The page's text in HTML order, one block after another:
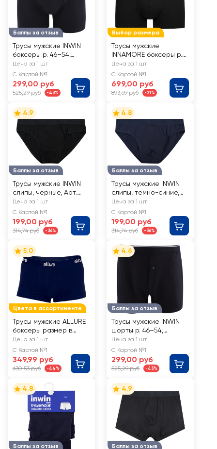
Баллы за отзыв
Трусы мужские INWIN
боксеры р. 46–54,
черные, Арт. ATL-
24003-A
Цена за 1 шт
С Картой №1
299,00 руб
525,29 руб -43%
Выбор размера
Трусы мужские
INNAMORE боксеры р.
48–56, черные, Арт.
IBU34003
Цена за 1 шт
С Картой №1
699,00 руб
893,69 руб -21%
Баллы за отзыв
4.9
Трусы мужские INWIN
слипы, черные, Арт.
R25101-06
Цена за 1 шт
С Картой №1
199,00 руб
314,74 руб -36%
Баллы за отзыв
4.8
Трусы мужские INWIN
слипы, темно-синие,
Арт. R25101-01
Цена за 1 шт
С Картой №1
199,00 руб
314,74 руб -36%
Цвета в ассортименте
5.0
Трусы мужские ALLURE
боксеры размер в
ассортименте, темно-
синие, Арт. ALR 00003
Цена за 1 шт
С Картой №1
349,99 руб
630,53 руб -44%
Баллы за отзыв
4.6
Трусы мужские INWIN
шорты р. 46–54,
черные, Арт. ATL-
24006-A
Цена за 1 шт
С Картой №1
299,00 руб
525,29 руб -43%
Баллы за отзыв
4.8
Баллы за отзыв
4.9